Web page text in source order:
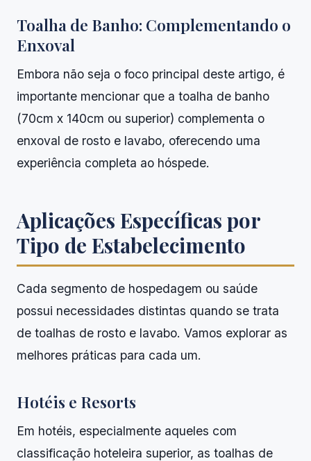
Toalha de Banho: Complementando o
Enxoval
Embora não seja o foco principal deste artigo, é
importante mencionar que a toalha de banho
(70cm x 140cm ou superior) complementa o
enxoval de rosto e lavabo, oferecendo uma
experiência completa ao hóspede.
Aplicações Específicas por
Tipo de Estabelecimento
Cada segmento de hospedagem ou saúde
possui necessidades distintas quando se trata
de toalhas de rosto e lavabo. Vamos explorar as
melhores práticas para cada um.
Hotéis e Resorts
Em hotéis, especialmente aqueles com
classificação hoteleira superior, as toalhas de